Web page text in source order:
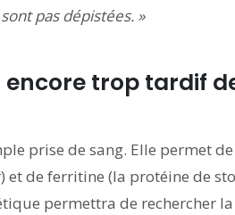
pas dépistées. »
trop tardif
prise de sang. Elle permet
de ferritine (la protéine de
permettra de rechercher